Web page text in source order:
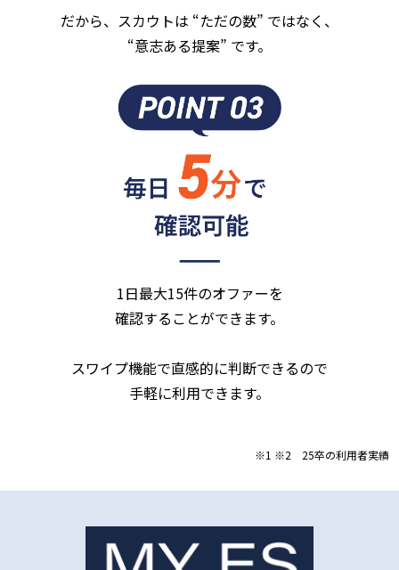
だから、スカウトは “ただの数” ではなく、
“意志ある提案” です。
1日最大15件のオファーを
確認することができます。
スワイプ機能で直感的に判断できるので
手軽に利用できます。
※1 ※2 25卒の利用者実績